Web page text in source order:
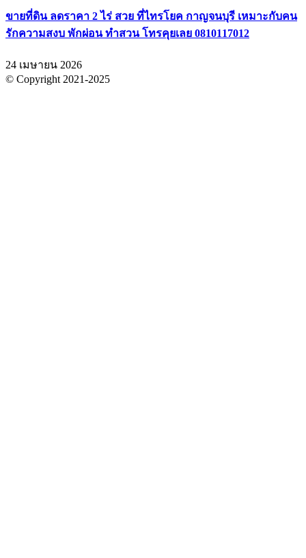
ขายที่ดิน ลดราคา 2 ไร่ สวย ที่ไทรโยค กาญจนบุรี เหมาะกับคน
รักความสงบ พักผ่อน ทำสวน โทรคุยเลย 0810117012
24 เมษายน 2026
© Copyright 2021-2025